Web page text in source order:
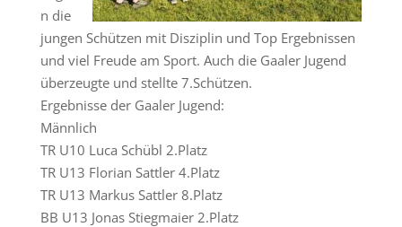
n die
jungen Schützen mit Disziplin und Top Ergebnissen
und viel Freude am Sport. Auch die Gaaler Jugend
überzeugte und stellte 7.Schützen.
Ergebnisse der Gaaler Jugend:
Männlich
TR U10 Luca Schübl 2.Platz
TR U13 Florian Sattler 4.Platz
TR U13 Markus Sattler 8.Platz
BB U13 Jonas Stiegmaier 2.Platz